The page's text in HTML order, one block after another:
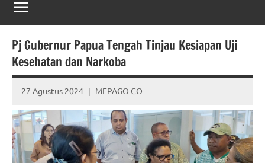
Pj Gubernur Papua Tengah Tinjau Kesiapan Uji
Kesehatan dan Narkoba
27 Agustus 2024 MEPAGO CO